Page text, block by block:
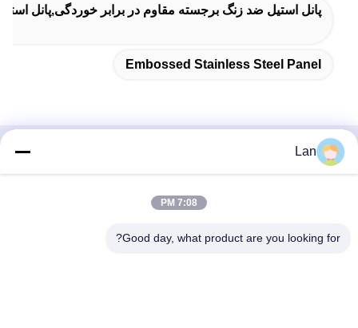
پانل استیل ضد زنگ برجسته مقاوم در برابر خوردگی,پانل
Embossed Stainless Steel Panel
تماس سریع
شینگ‌لونگ، منطقه صنعتی گوانگ‌لونگ، شهر چن‌چون، منطقه
Lan
7:08 PM
Good day, what product are you looking for?